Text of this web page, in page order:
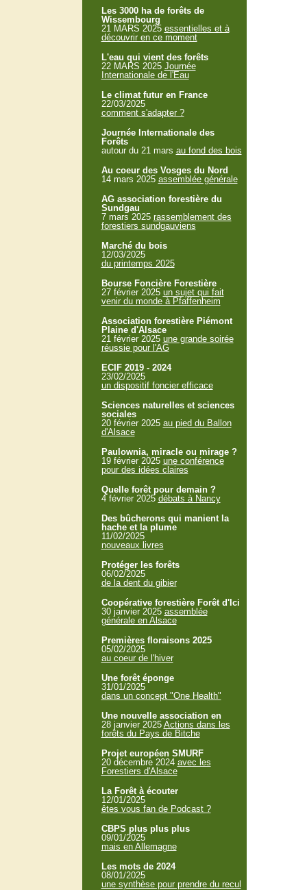
Les 3000 ha de forêts de
Wissembourg
21 MARS 2025 essentielles et à
découvrir en ce moment
L'eau qui vient des forêts
22 MARS 2025 Journée
Internationale de l'Eau
Le climat futur en France
22/03/2025
comment s'adapter ?
Journée Internationale des
Forêts
autour du 21 mars au fond des bois
Au coeur des Vosges du Nord
14 mars 2025 assemblée générale
AG association forestière du
Sundgau
7 mars 2025 rassemblement des
forestiers sundgauviens
Marché du bois
12/03/2025
du printemps 2025
Bourse Foncière Forestière
27 février 2025 un sujet qui fait
venir du monde à Pfaffenheim
Association forestière Piémont
Plaine d'Alsace
21 février 2025 une grande soirée
réussie pour l'AG
ECIF 2019 - 2024
23/02/2025
un dispositif foncier efficace
Sciences naturelles et sciences
sociales
20 février 2025 au pied du Ballon
d'Alsace
Paulownia, miracle ou mirage ?
19 février 2025 une conférence
pour des idées claires
Quelle forêt pour demain ?
4 février 2025 débats à Nancy
Des bûcherons qui manient la
hache et la plume
11/02/2025
nouveaux livres
Protéger les forêts
06/02/2025
de la dent du gibier
Coopérative forestière Forêt d'Ici
30 janvier 2025 assemblée
générale en Alsace
Premières floraisons 2025
05/02/2025
au coeur de l'hiver
Une forêt éponge
31/01/2025
dans un concept "One Health"
Une nouvelle association en
28 janvier 2025 Actions dans les
forêts du Pays de Bitche
Projet européen SMURF
20 décembre 2024 avec les
Forestiers d'Alsace
La Forêt à écouter
12/01/2025
êtes vous fan de Podcast ?
CBPS plus plus plus
09/01/2025
mais en Allemagne
Les mots de 2024
08/01/2025
une synthèse pour prendre du recul